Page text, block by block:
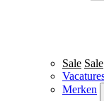
Sale Sale
Merken